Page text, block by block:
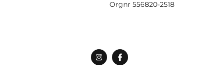
Orgnr 556820-2518